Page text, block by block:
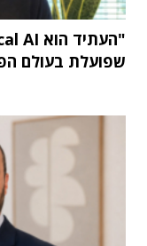
שפועלת בעולם